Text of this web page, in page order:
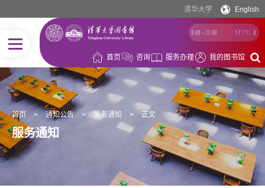
清华大学 English
8:00 ~ 22:00 1 / 1753 0
首页 咨询 服务办理 我的图书馆
首页 > 通知公告 > 服务通知 > 正文
服务通知